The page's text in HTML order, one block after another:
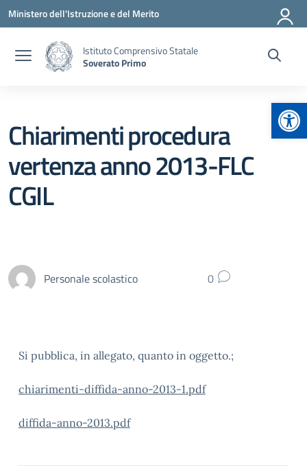
Vai ai contenuti
Vai al menu di navigazione
Vai al footer
Ministero dell'Istruzione e del Merito
Istituto Comprensivo Statale
Soverato Primo
Chiarimenti procedura
vertenza anno 2013-FLC
CGIL
Personale scolastico 0
Si pubblica, in allegato, quanto in oggetto.;
chiarimenti-diffida-anno-2013-1.pdf
diffida-anno-2013.pdf